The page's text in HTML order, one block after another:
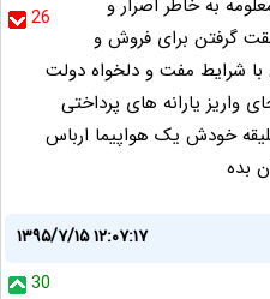
26
به خاطر اصرار و
گرفتن برای فروش و
با شرایط مفت و دلخواه دولت
واریز یارانه های پرداختی
خودش یک هواپیما ارباس
بده
۱۳۹۵/۷/۱۵ ۱۲:۰۷:۱۷
30